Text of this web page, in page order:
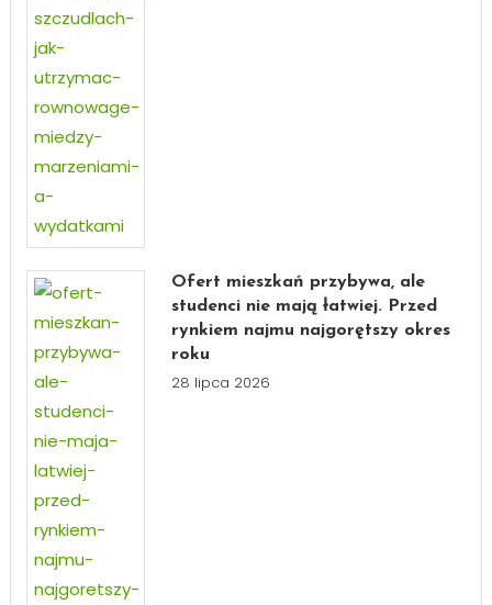
Ofert mieszkań przybywa, ale
studenci nie mają łatwiej. Przed
rynkiem najmu najgorętszy okres
roku
28 lipca 2026